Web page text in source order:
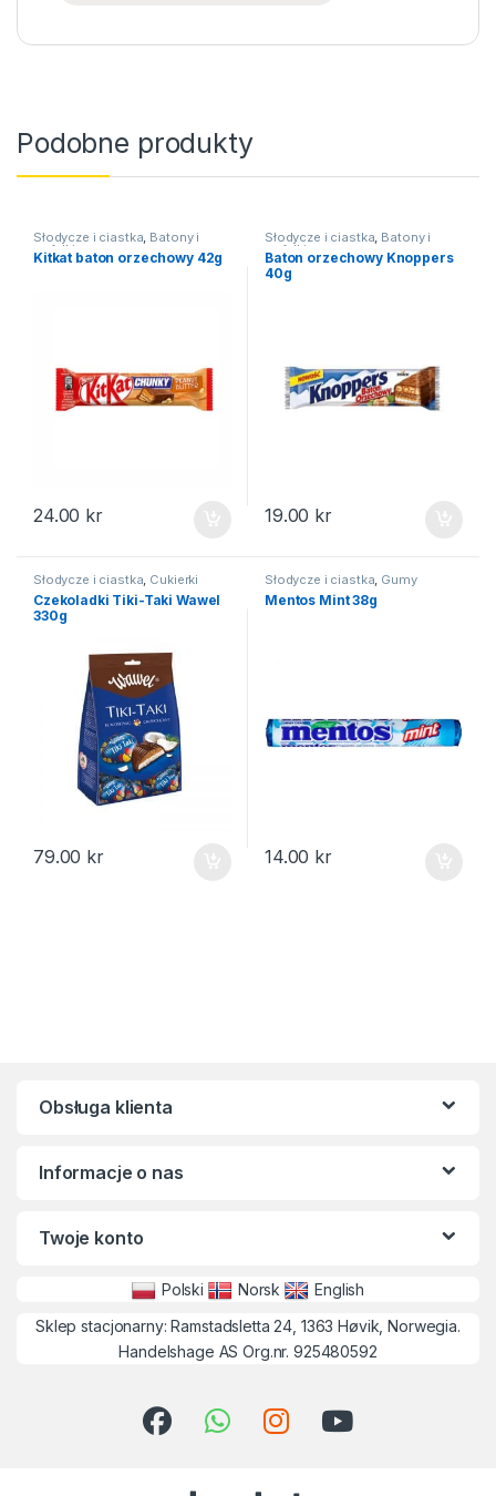
Podobne produkty
Słodycze i ciastka, Batony i
wafelki
Kitkat baton orzechowy 42g
24.00 kr
Słodycze i ciastka, Batony i
wafelki
Baton orzechowy Knoppers
40g
19.00 kr
Słodycze i ciastka, Cukierki
Czekoladki Tiki-Taki Wawel
330g
79.00 kr
Słodycze i ciastka, Gumy
Mentos Mint 38g
14.00 kr
Obsługa klienta
Informacje o nas
Twoje konto
Polski Norsk
English
Sklep stacjonarny: Ramstadsletta 24, 1363 Høvik, Norwegia.
Handelshage AS Org.nr. 925480592